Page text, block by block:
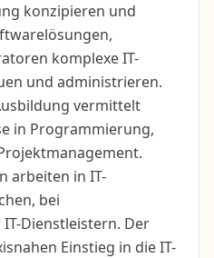
konzipieren und
komplexe IT-
und administrieren.
vermittelt
in Programmierung,
arbeiten in IT-
bei
Dienstleistern. Der
Einstieg in die IT-